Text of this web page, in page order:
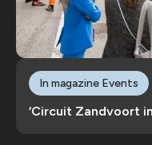
‘Circuit Zandvoort
In magazine Events